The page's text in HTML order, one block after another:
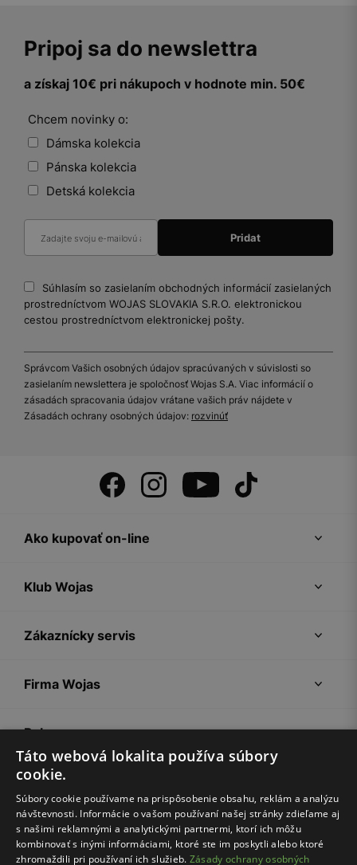
Pripoj sa do newslettra
a získaj 10€ pri nákupoch v hodnote min. 50€
Chcem novinky o:
Dámska kolekcia
Pánska kolekcia
Detská kolekcia
Súhlasím so zasielaním obchodných informácií zasielaných
prostredníctvom WOJAS SLOVAKIA S.R.O. elektronickou
cestou prostredníctvom elektronickej pošty.
Správcom Vašich osobných údajov spracúvaných v súvislosti so
zasielaním newslettera je spoločnosť Wojas S.A. Viac informácií o
zásadách spracovania údajov vrátane vašich práv nájdete v
Zásadách ochrany osobných údajov: rozvinúť
Ako kupovať on-line
Klub Wojas
Zákaznícky servis
Firma Wojas
Pokyny
Táto webová lokalita používa súbory
cookie.
Súbory cookie používame na prispôsobenie obsahu, reklám a analýzu
návštevnosti. Informácie o vašom používaní našej stránky zdieľame aj
s našimi reklamnými a analytickými partnermi, ktorí ich môžu
kombinovať s inými informáciami, ktoré ste im poskytli alebo ktoré
zhromaždili pri používaní ich služieb. Zásady ochrany osobných